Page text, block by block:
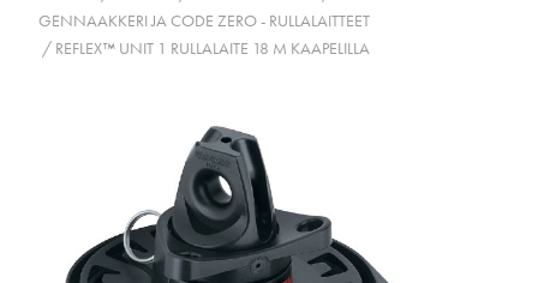
GENNAAKKERI JA CODE ZERO - RULLALAITTEET
/ REFLEX™ UNIT 1 RULLALAITE 18 M KAAPELILLA